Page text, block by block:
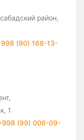
район,
(90) 168-13-
1
(99) 006-09-